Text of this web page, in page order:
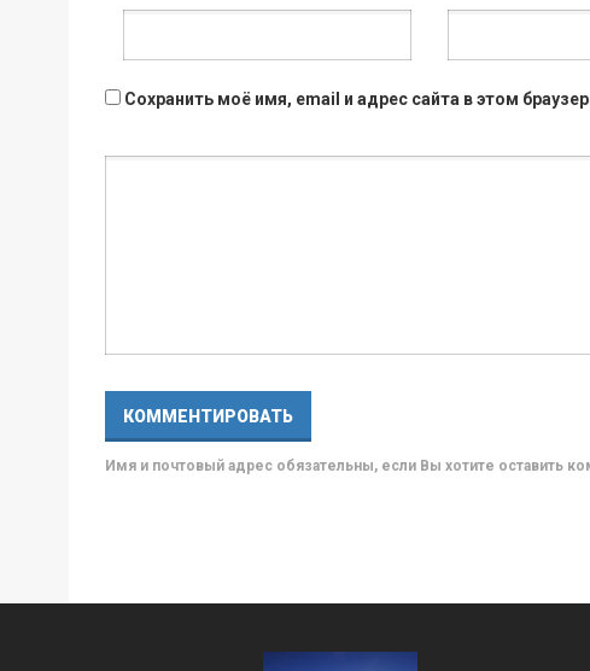
Сохранить моё имя, email и адрес сайта в этом
Имя и почтовый адрес обязательны, если Вы хотите оставить